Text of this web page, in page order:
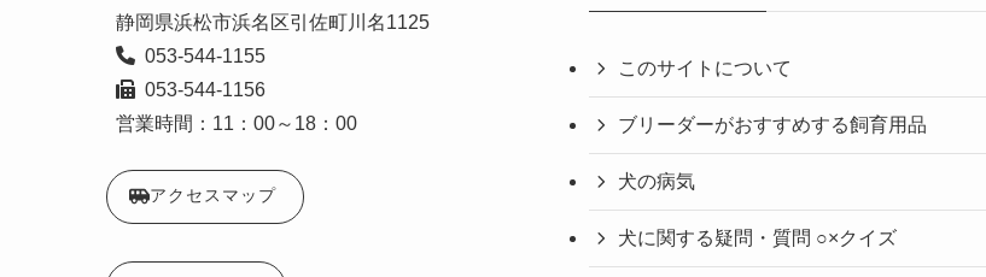
  053-544-1156
営業時間：11：00～18：00
アクセスマップ
このサイトについて
ブリーダーがおすすめする飼育用品
犬の病気
犬に関する疑問・質問 ○×クイズ